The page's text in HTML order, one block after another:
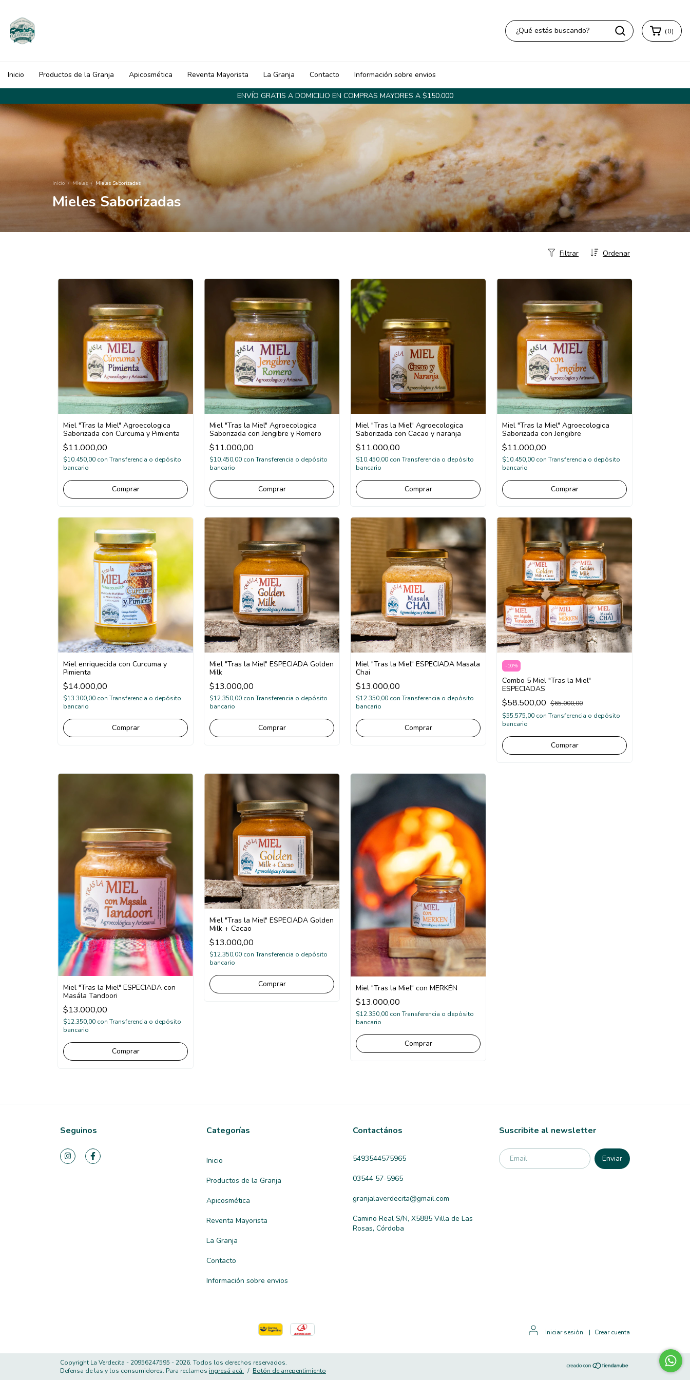
ENVÍO GRATIS A DOMICILIO EN COMPRAS MAYORES A $150.000
(0)
Inicio Productos de la Granja Apicosmética Reventa Mayorista La Granja Contacto Información sobre envios
Inicio / Mieles / Mieles Saborizadas
Mieles Saborizadas
Ordenar
Filtrar
Miel "Tras la Miel" Agroecologica
Saborizada con Curcuma y Pimienta
$11.000,00
$10.450,00 con Transferencia o depósito
bancario
Miel "Tras la Miel" Agroecologica
Saborizada con Jengibre y Romero
$11.000,00
$10.450,00 con Transferencia o depósito
bancario
Miel "Tras la Miel" Agroecologica
Saborizada con Cacao y naranja
$11.000,00
$10.450,00 con Transferencia o depósito
bancario
Miel "Tras la Miel" Agroecologica
Saborizada con Jengibre
$11.000,00
$10.450,00 con Transferencia o depósito
bancario
Miel enriquecida con Curcuma y
Pimienta
$14.000,00
$13.300,00 con Transferencia o depósito
bancario
Miel "Tras la Miel" ESPECIADA Golden
Milk
$13.000,00
$12.350,00 con Transferencia o depósito
bancario
Miel "Tras la Miel" ESPECIADA Masala
Chai
$13.000,00
$12.350,00 con Transferencia o depósito
bancario
-10%
Combo 5 Miel "Tras la Miel"
ESPECIADAS
$58.500,00 $65.000,00
$55.575,00 con Transferencia o depósito
bancario
Miel "Tras la Miel" ESPECIADA con
Masála Tandoori
$13.000,00
$12.350,00 con Transferencia o depósito
bancario
Miel "Tras la Miel" ESPECIADA Golden
Milk + Cacao
$13.000,00
$12.350,00 con Transferencia o depósito
bancario
Miel "Tras la Miel" con MERKÉN
$13.000,00
$12.350,00 con Transferencia o depósito
bancario
Seguinos Categorías
Inicio
Productos de la Granja
Apicosmética
Reventa Mayorista
La Granja
Contacto
Información sobre envios
Contactános
5493544575965
03544 57-5965
granjalaverdecita@gmail.com
Camino Real S/N, X5885 Villa de Las
Rosas, Córdoba
Suscribite al newsletter
Iniciar sesión | Crear cuenta
Copyright La Verdecita - 20956247595 - 2026. Todos los derechos reservados.
Defensa de las y los consumidores. Para reclamos ingresá acá. / Botón de arrepentimiento